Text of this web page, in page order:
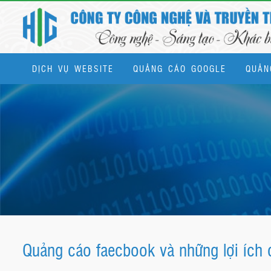
DỊCH VỤ WEBSITE QUẢNG CÁO GOOGLE
Quảng cáo faecbook và những lợi ích